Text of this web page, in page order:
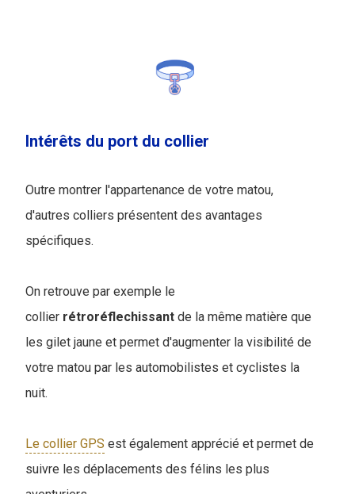
Intérêts du port du collier
Outre montrer l'appartenance de votre matou,
d'autres colliers présentent des avantages
spécifiques.
On retrouve par exemple le
collier rétroréflechissant de la même matière que
les gilet jaune et permet d'augmenter la visibilité de
votre matou par les automobilistes et cyclistes la
nuit.
Le collier GPS est également apprécié et permet de
suivre les déplacements des félins les plus